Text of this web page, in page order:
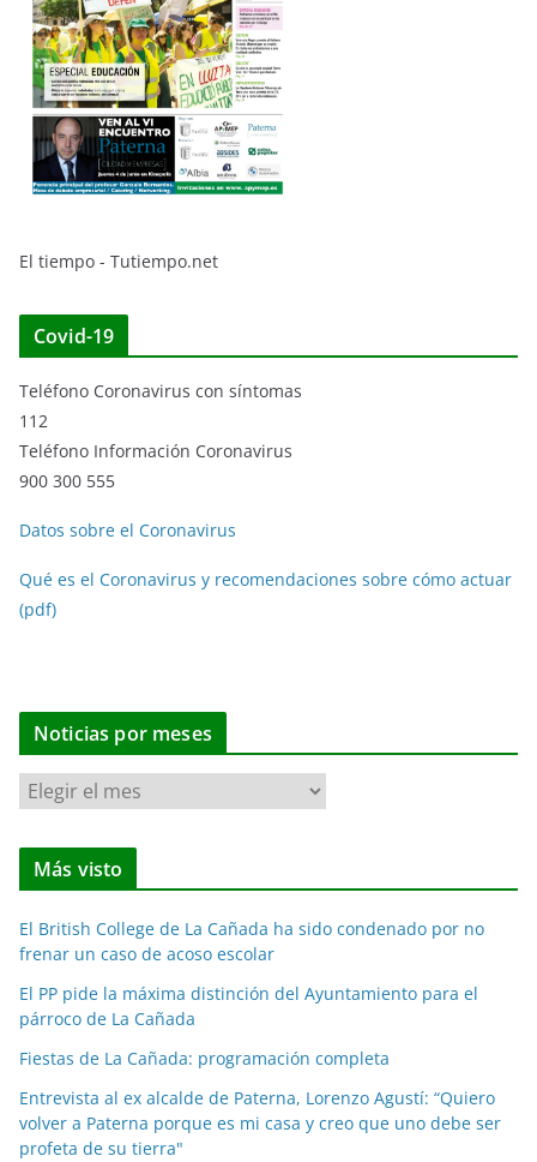
El tiempo - Tutiempo.net
Covid-19
Teléfono Coronavirus con síntomas
112
Teléfono Información Coronavirus
900 300 555
Datos sobre el Coronavirus
Qué es el Coronavirus y recomendaciones sobre cómo actuar
(pdf)
Noticias por meses
N
o
t
i
a
s
p
o
m
e
Más visto
El British College de La Cañada ha sido condenado por no
frenar un caso de acoso escolar
El PP pide la máxima distinción del Ayuntamiento para el
párroco de La Cañada
Fiestas de La Cañada: programación completa
Entrevista al ex alcalde de Paterna, Lorenzo Agustí: “Quiero
volver a Paterna porque es mi casa y creo que uno debe ser
profeta de su tierra"